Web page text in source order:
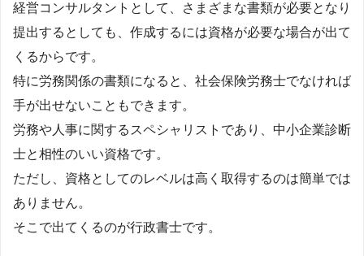
経営コンサルタントとして、さまざまな書類が必要となり
提出するとしても、作成するには資格が必要な場合が出て
くるからです。
特に労務関係の書類になると、社会保険労務士でなければ
手が出せないこともできます。
労務や人事に関するスペシャリストであり、中小企業診断
士と相性のいい資格です。
ただし、資格としてのレベルは高く取得するのは簡単では
ありません。
そこで出てくるのが行政書士です。